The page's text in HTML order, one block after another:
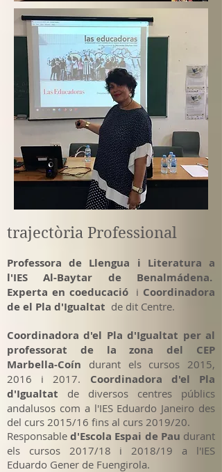
trajectòria Professional
Professora de Llengua i Literatura a
l'IES Al-Baytar de Benalmádena.
Experta en coeducaciói Coordinadora
de el Pla d'Igualtat de dit Centre.
Coordinadora d'el Pla d'Igualtat per al
professorat de la zona del CEP
Marbella-Coín durant els cursos 2015,
2016 i 2017. Coordinadora d'el Pla
d'Igualtat de diversos centres públics
andalusos com a l'IES Eduardo Janeiro des
del curs 2015/16 fins al curs 2019/20.
Responsabled'Escola Espai de Pau durant
els cursos 2017/18 i 2018/19 a l'IES
Eduardo Gener de Fuengirola.